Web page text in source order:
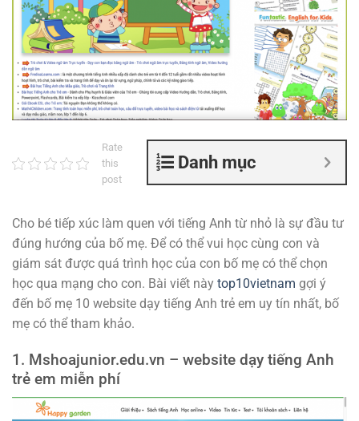
Danh mục
Rate
this
post
Cho bé tiếp xúc làm quen với tiếng Anh từ nhỏ là sự đầu tư
đúng hướng của bố mẹ. Để có thể vui học cùng con và
giám sát được quá trình học của con bố mẹ có thể chọn
học qua mạng cho con. Bài viết này top10vietnam gợi ý
đến bố mẹ 10 website dạy tiếng Anh trẻ em uy tín nhất, bố
mẹ có thể tham khảo.
1. Mshoajunior.edu.vn – website dạy tiếng Anh
trẻ em miễn phí